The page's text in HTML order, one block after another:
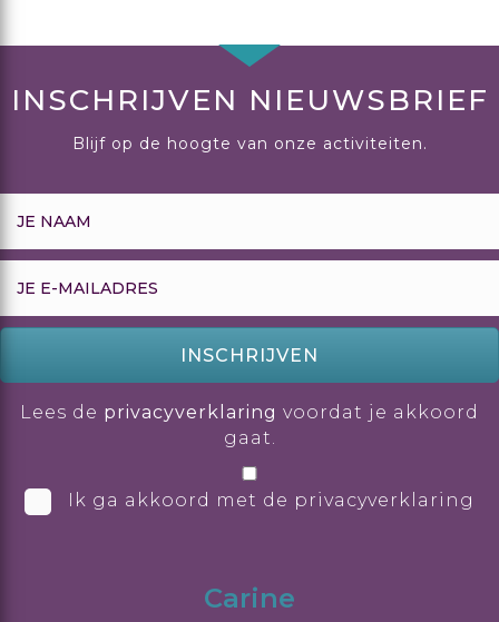
INSCHRIJVEN NIEUWSBRIEF
Blijf op de hoogte van onze activiteiten.
INSCHRIJVEN
Lees de privacyverklaring voordat je akkoord
gaat.
Ik ga akkoord met de privacyverklaring
Carine